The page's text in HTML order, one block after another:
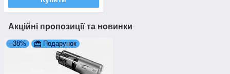
Акційні пропозиції та новинки
–38% Подарунок